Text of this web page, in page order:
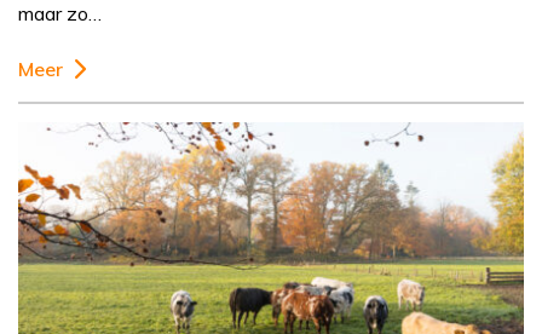
maar zo…
Meer